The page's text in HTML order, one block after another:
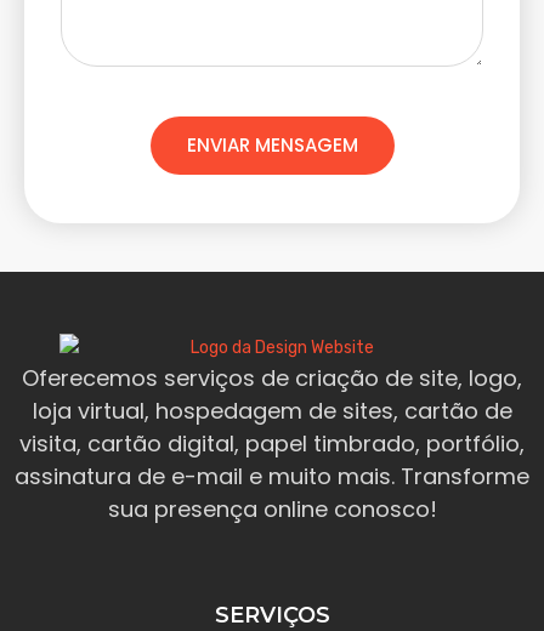
ENVIAR MENSAGEM
Oferecemos serviços de criação de site, logo,
loja virtual, hospedagem de sites, cartão de
visita, cartão digital, papel timbrado, portfólio,
assinatura de e-mail e muito mais. Transforme
sua presença online conosco!
SERVIÇOS